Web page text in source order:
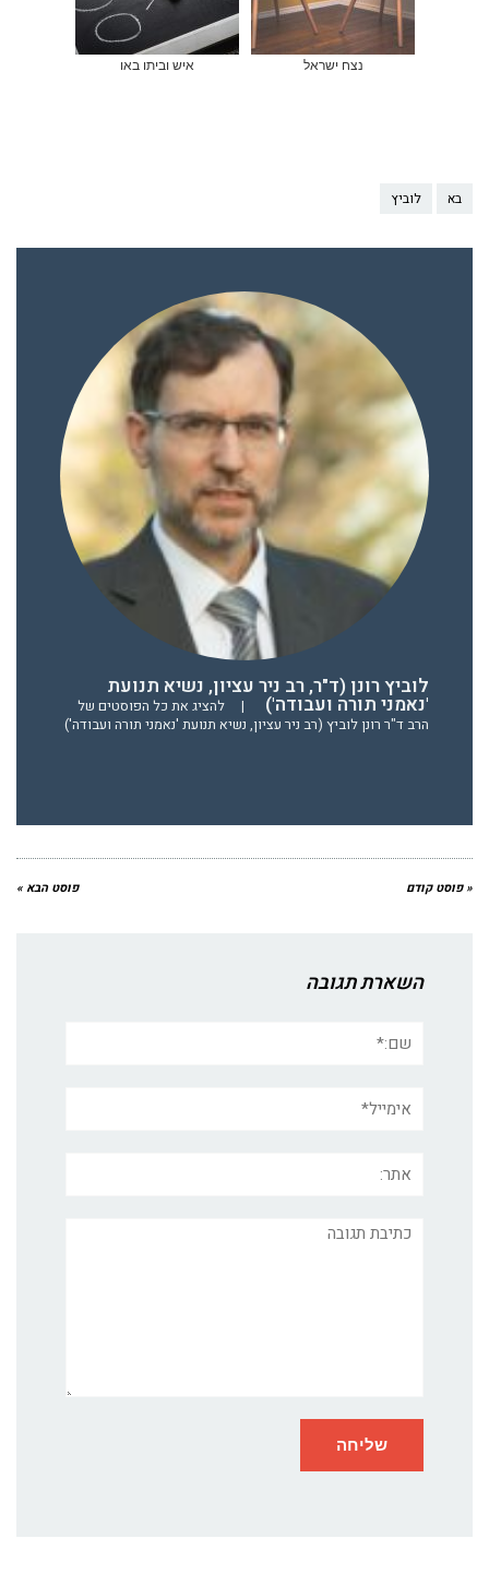
נצח ישראל איש וביתו באו
בא לוביץ
לוביץ רונן (ד"ר, רב ניר עציון, נשיא תנועת
'נאמני תורה ועבודה') |
להציג את כל הפוסטים של
הרב ד"ר רונן לוביץ (רב ניר עציון, נשיא תנועת 'נאמני תורה ועבודה')
« פוסט קודם פוסט הבא »
השארת תגובה
תגובה